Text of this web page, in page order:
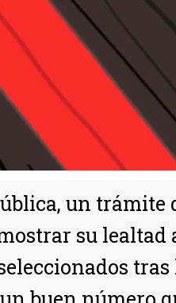
un trámite
su